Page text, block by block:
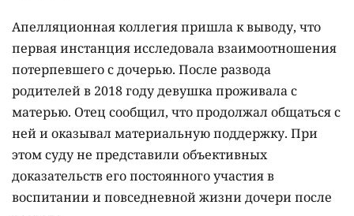
Апелляционная коллегия пришла к выводу, что
первая инстанция исследовала взаимоотношения
потерпевшего с дочерью. После развода
родителей в 2018 году девушка проживала с
матерью. Отец сообщил, что продолжал общаться с
ней и оказывал материальную поддержку. При
этом суду не представили объективных
доказательств его постоянного участия в
воспитании и повседневной жизни дочери после